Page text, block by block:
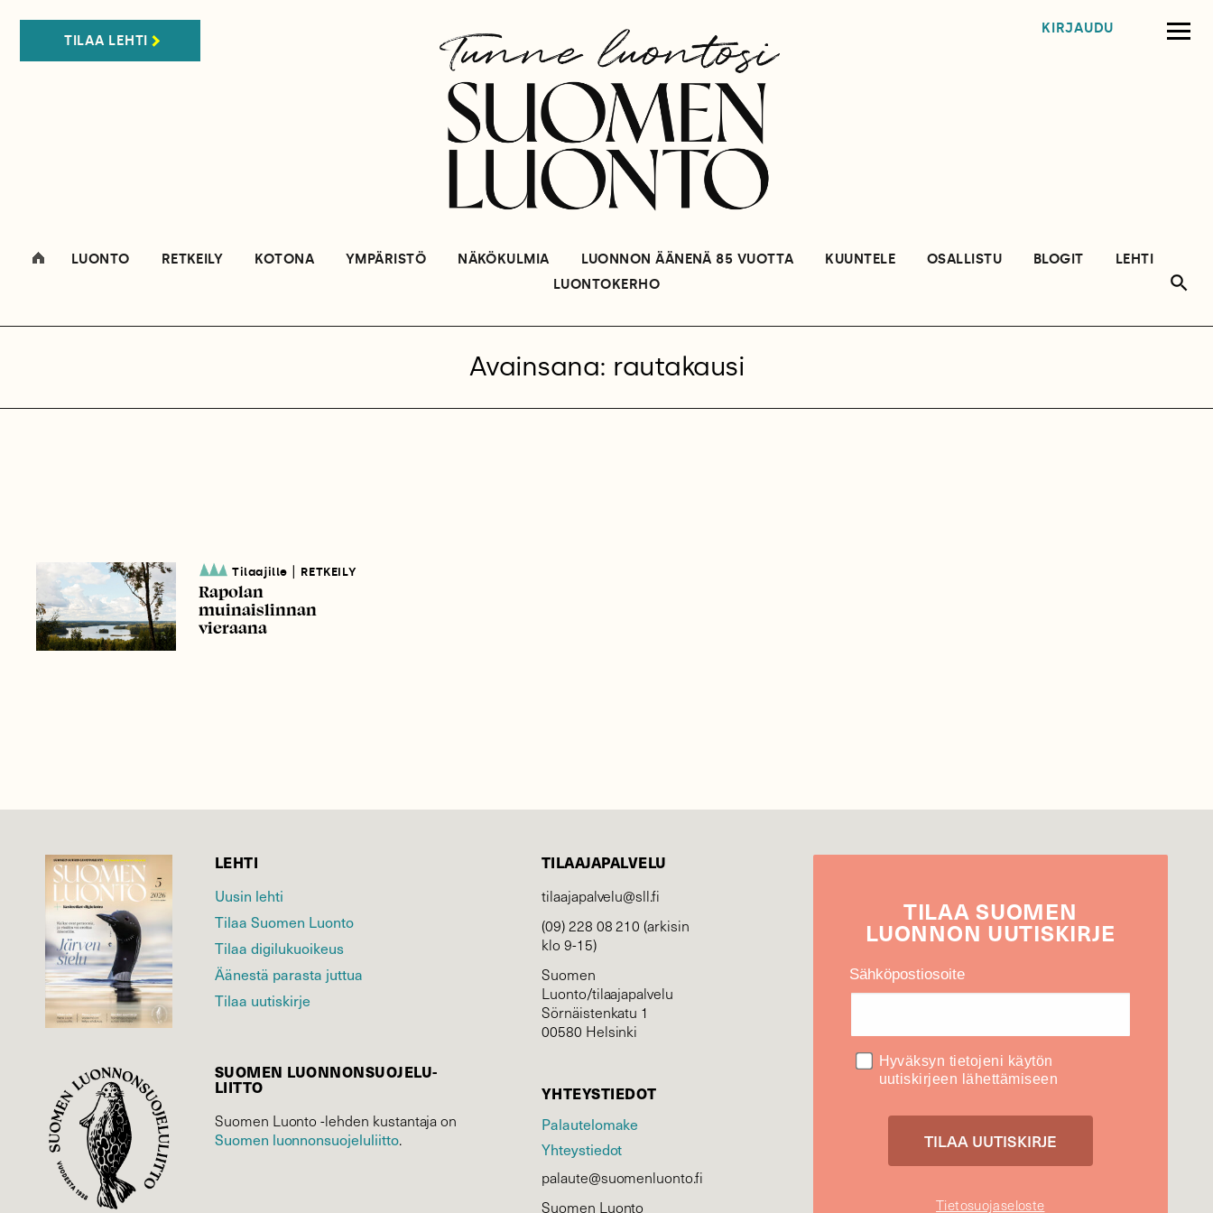
TILAA LEHTI
KIRJAUDU
LUONTO RETKEILY KOTONA YMPÄRISTÖ NÄKÖKULMIA LUONNON ÄÄNENÄ 85 VUOTTA KUUNTELE OSALLISTU BLOGIT
LEHTI
LUONTOKERHO
Avainsana: rautakausi
Tilaajille RETKEILY
Rapolan
muinaislinnan
vieraana
LEHTI
Uusin lehti
Tilaa Suomen Luonto
Tilaa digilukuoikeus
Äänestä parasta juttua
Tilaa uutiskirje
SUOMEN LUONNON­SUOJELU­
LIITTO
Suomen Luonto -lehden kustantaja on
Suomen luonnonsuojelu­liitto.
TILAAJAPALVELU
tilaajapalvelu@sll.fi
(09) 228 08 210 (arkisin
klo 9-15)
Suomen
Luonto/tilaajapalvelu
Sörnäistenkatu 1
00580 Helsinki
YHTEYSTIEDOT
Palautelomake
Yhteystiedot
palaute@suomenluonto.fi
Suomen Luonto
TILAASUOMEN
LUONNON UUTIS­KIRJE
Sähköpostiosoite
Hyväksyn tietojeni käytön
uutiskirjeen lähettämiseen
Tietosuojaseloste